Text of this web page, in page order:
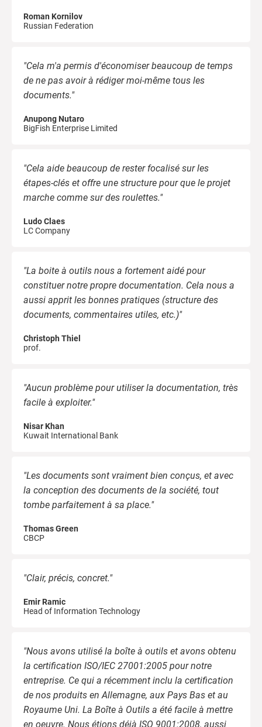
Roman Kornilov
Russian Federation
"Cela m'a permis d'économiser beaucoup de temps
de ne pas avoir à rédiger moi-même tous les
documents."
Anupong Nutaro
BigFish Enterprise Limited
"Cela aide beaucoup de rester focalisé sur les
étapes-clés et offre une structure pour que le projet
marche comme sur des roulettes."
Ludo Claes
LC Company
"La boite à outils nous a fortement aidé pour
constituer notre propre documentation. Cela nous a
aussi apprit les bonnes pratiques (structure des
documents, commentaires utiles, etc.)"
Christoph Thiel
prof.
"Aucun problème pour utiliser la documentation, très
facile à exploiter."
Nisar Khan
Kuwait International Bank
"Les documents sont vraiment bien conçus, et avec
la conception des documents de la société, tout
tombe parfaitement à sa place."
Thomas Green
CBCP
"Clair, précis, concret."
Emir Ramic
Head of Information Technology
"Nous avons utilisé la boîte à outils et avons obtenu
la certification ISO/IEC 27001:2005 pour notre
entreprise. Ce qui a récemment inclu la certification
de nos produits en Allemagne, aux Pays Bas et au
Royaume Uni. La Boîte à Outils a été facile à mettre
en oeuvre. Nous étions déjà ISO 9001:2008, aussi